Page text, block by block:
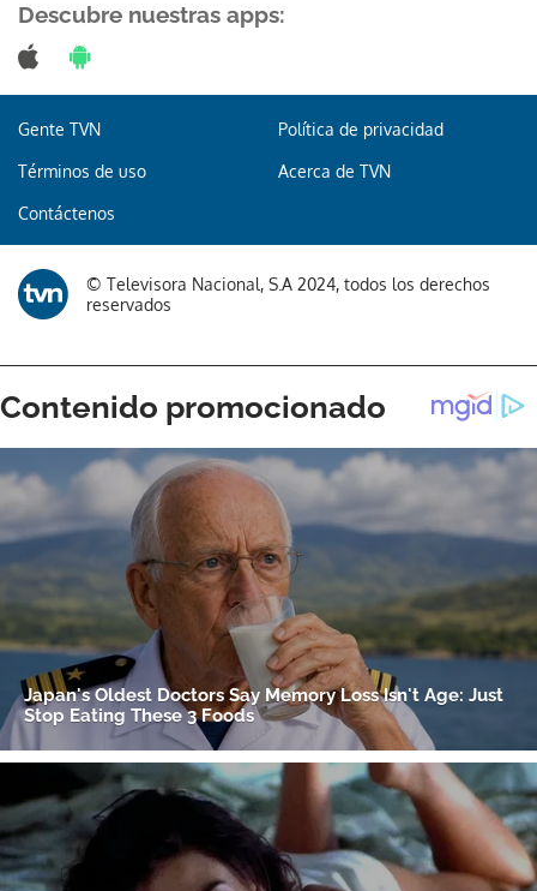
Descubre nuestras apps:
Gente TVN Política de privacidad
Términos de uso Acerca de TVN
Contáctenos
© Televisora Nacional, S.A 2024, todos los derechos
reservados